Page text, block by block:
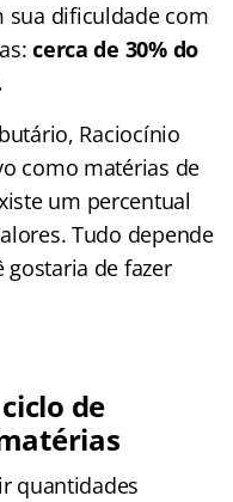
sua dificuldade com
cerca de 30% do
Raciocínio
como matérias de
um percentual
Tudo depende
gostaria de fazer
de
quantidades